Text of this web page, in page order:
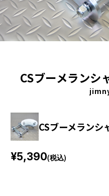
CSブーメランシ
CSブーメランシ
¥5,390(税込)